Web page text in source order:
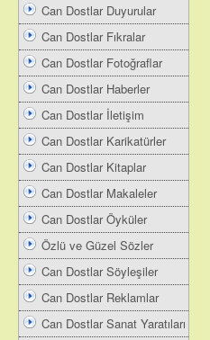
Can Dostlar Duyurular
Can Dostlar Fıkralar
Can Dostlar Fotoğraflar
Can Dostlar Haberler
Can Dostlar İletişim
Can Dostlar Karikatürler
Can Dostlar Kitaplar
Can Dostlar Makaleler
Can Dostlar Öyküler
Özlü ve Güzel Sözler
Can Dostlar Söyleşiler
Can Dostlar Reklamlar
Can Dostlar Sanat Yaratıları